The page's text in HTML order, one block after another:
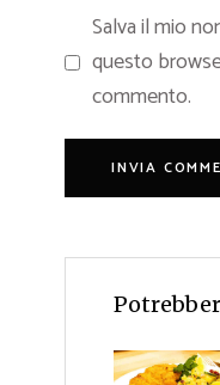
Salva il mio
questo
commento.